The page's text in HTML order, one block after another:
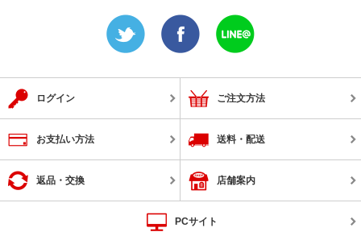
ログイン ご注文方法
お支払い方法 送料・配送
返品・交換 店舗案内
PCサイト